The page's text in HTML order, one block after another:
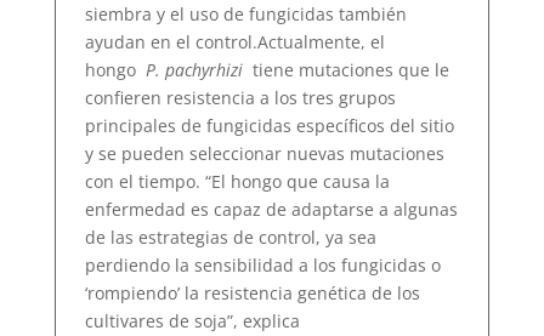
siembra y el uso de fungicidas también
ayudan en el control.Actualmente, el
hongo P. pachyrhizitiene mutaciones que le
confieren resistencia a los tres grupos
principales de fungicidas específicos del sitio
y se pueden seleccionar nuevas mutaciones
con el tiempo. “El hongo que causa la
enfermedad es capaz de adaptarse a algunas
de las estrategias de control, ya sea
perdiendo la sensibilidad a los fungicidas o
‘rompiendo’ la resistencia genética de los
cultivares de soja”, explica